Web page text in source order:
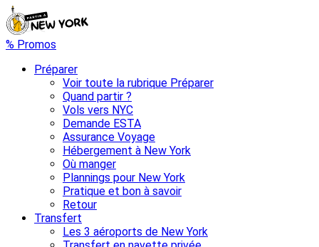
% Promos
Préparer
Voir toute la rubrique Préparer
Quand partir ?
Vols vers NYC
Demande ESTA
Assurance Voyage
Hébergement à New York
Où manger
Plannings pour New York
Pratique et bon à savoir
Retour
Transfert
Les 3 aéroports de New York